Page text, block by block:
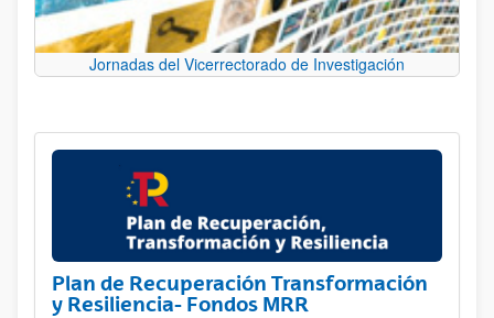
Jornadas del Vicerrectorado de Investigación
Plan de Recuperación Transformación
y Resiliencia- Fondos MRR